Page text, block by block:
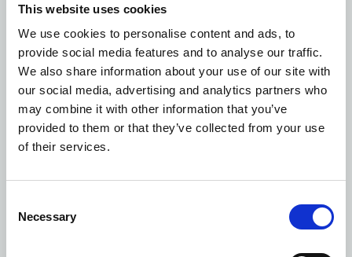
This website uses cookies
We use cookies to personalise content and ads, to
provide social media features and to analyse our traffic.
We also share information about your use of our site with
our social media, advertising and analytics partners who
may combine it with other information that you’ve
provided to them or that they’ve collected from your use
of their services.
Selection
Necessary
διαύγεια και καθαρότητα. Αυτόματος έλεγχος
χημικών παραμέτρων (pH, ORP) σύμφωνα με τα
αυστηρότερα πρότυπα του Γερμανικού
Οργανισμού Τυποποίησης DIN
ΛΕΠΤΟΜΕΡΕΙΕΣ